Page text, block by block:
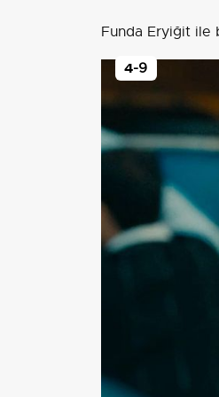
Funda Eryiğit ile
4-9